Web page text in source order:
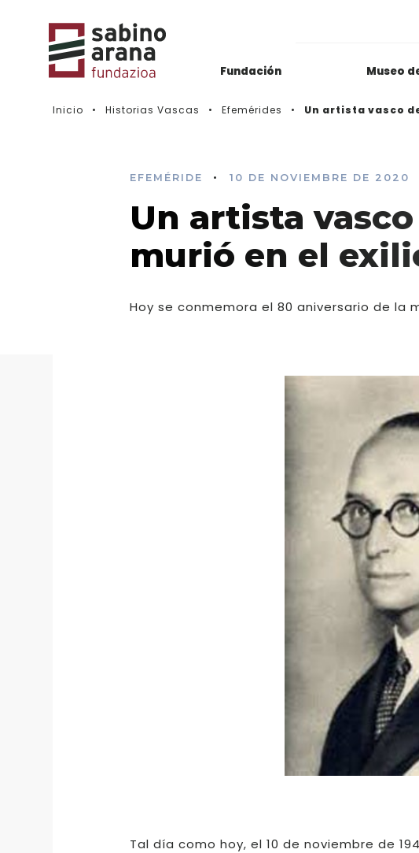
Fundación Museo
Biblioteca & Hemeroteca
Histórico de convocatorias
LEER
Inicio Historias Vascas Efemérides Un artista vasco
EFEMÉRIDE • 10 DE NOVIEMBRE DE 2020
Un artista
murió en el
Hoy se conmemora el 80 aniversario de la
Tal día como hoy, el 10 de noviembre de